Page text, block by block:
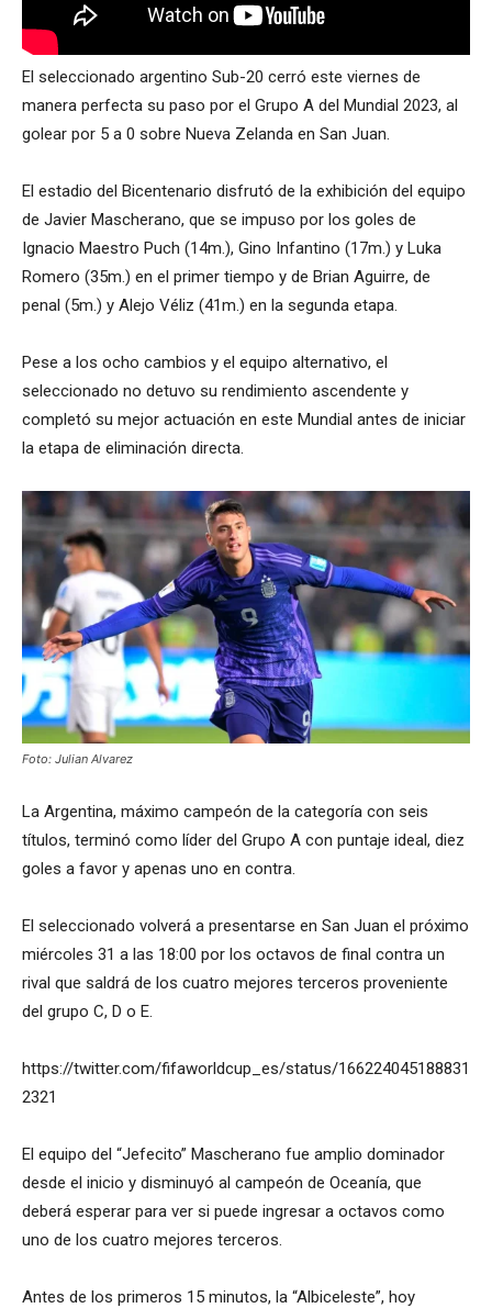
El seleccionado argentino Sub-20 cerró este viernes de
manera perfecta su paso por el Grupo A del Mundial 2023, al
golear por 5 a 0 sobre Nueva Zelanda en San Juan.
El estadio del Bicentenario disfrutó de la exhibición del equipo
de Javier Mascherano, que se impuso por los goles de
Ignacio Maestro Puch (14m.), Gino Infantino (17m.) y Luka
Romero (35m.) en el primer tiempo y de Brian Aguirre, de
penal (5m.) y Alejo Véliz (41m.) en la segunda etapa.
Pese a los ocho cambios y el equipo alternativo, el
seleccionado no detuvo su rendimiento ascendente y
completó su mejor actuación en este Mundial antes de iniciar
la etapa de eliminación directa.
Foto: Julian Alvarez
La Argentina, máximo campeón de la categoría con seis
títulos, terminó como líder del Grupo A con puntaje ideal, diez
goles a favor y apenas uno en contra.
El seleccionado volverá a presentarse en San Juan el próximo
miércoles 31 a las 18:00 por los octavos de final contra un
rival que saldrá de los cuatro mejores terceros proveniente
del grupo C, D o E.
https://twitter.com/fifaworldcup_es/status/166224045188831
2321
El equipo del “Jefecito” Mascherano fue amplio dominador
desde el inicio y disminuyó al campeón de Oceanía, que
deberá esperar para ver si puede ingresar a octavos como
uno de los cuatro mejores terceros.
Antes de los primeros 15 minutos, la “Albiceleste”, hoy